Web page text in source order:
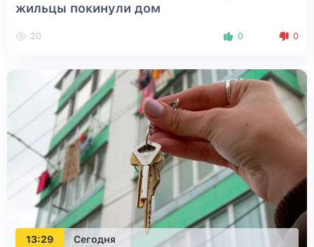
жильцы покинули дом
20 0 0
13:29 Сегодня